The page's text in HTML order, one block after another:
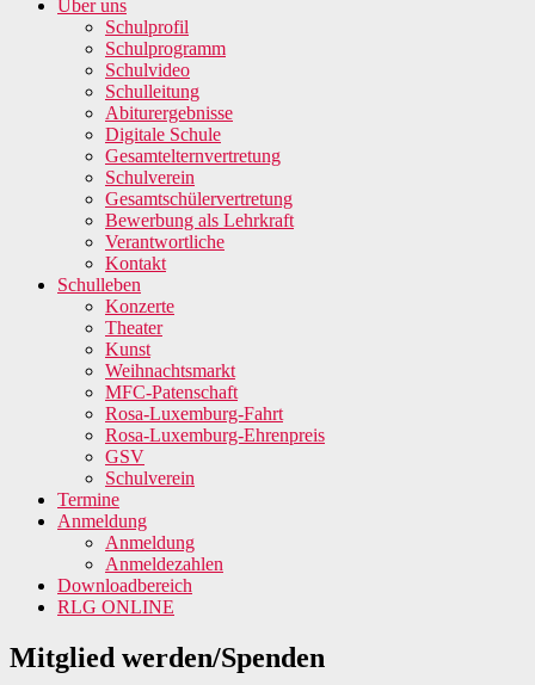
Über uns
Schulprofil
Schulprogramm
Schulvideo
Schulleitung
Abiturergebnisse
Digitale Schule
Gesamtelternvertretung
Schulverein
Gesamtschülervertretung
Bewerbung als Lehrkraft
Verantwortliche
Kontakt
Schulleben
Konzerte
Theater
Kunst
Weihnachtsmarkt
MFC-Patenschaft
Rosa-Luxemburg-Fahrt
Rosa-Luxemburg-Ehrenpreis
GSV
Schulverein
Termine
Anmeldung
Anmeldung
Anmeldezahlen
Downloadbereich
RLG ONLINE
Mitglied werden/Spenden